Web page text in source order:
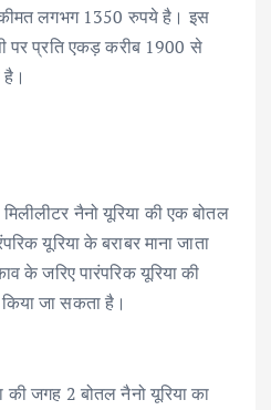
कीमत लगभग 1350 रुपये है। इस
पर प्रति एकड़ करीब 1900 से
नैनो यूरिया की एक बोतल
यूरिया के बराबर माना जाता
के जरिए पारंपरिक यूरिया की
जा सकता है।
की जगह 2 बोतल नैनो यूरिया का